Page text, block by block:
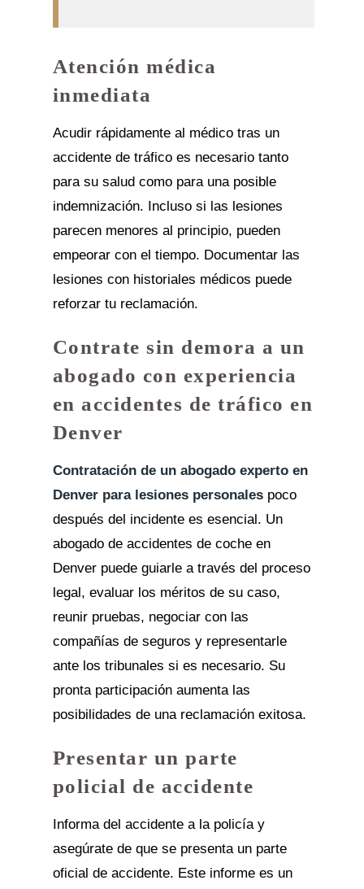
Atención médica
inmediata
Acudir rápidamente al médico tras un
accidente de tráfico es necesario tanto
para su salud como para una posible
indemnización. Incluso si las lesiones
parecen menores al principio, pueden
empeorar con el tiempo. Documentar las
lesiones con historiales médicos puede
reforzar tu reclamación.
Contrate sin demora a un
abogado con experiencia
en accidentes de tráfico en
Denver
Contratación de un abogado experto en
Denver para lesiones personalespoco
después del incidente es esencial. Un
abogado de accidentes de coche en
Denver puede guiarle a través del proceso
legal, evaluar los méritos de su caso,
reunir pruebas, negociar con las
compañías de seguros y representarle
ante los tribunales si es necesario. Su
pronta participación aumenta las
posibilidades de una reclamación exitosa.
Presentar un parte
policial de accidente
Informa del accidente a la policía y
asegúrate de que se presenta un parte
oficial de accidente. Este informe es un